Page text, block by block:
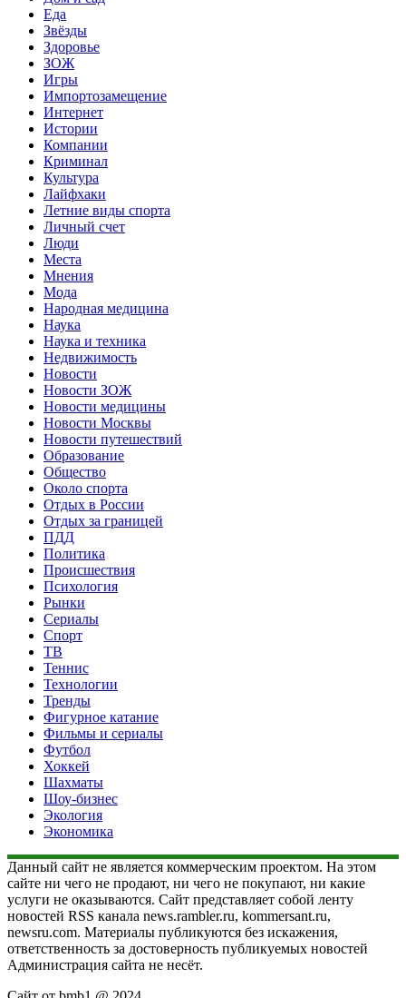
Еда
Звёзды
Здоровье
ЗОЖ
Игры
Импортозамещение
Интернет
Истории
Компании
Криминал
Культура
Лайфхаки
Летние виды спорта
Личный счет
Люди
Места
Мнения
Мода
Народная медицина
Наука
Наука и техника
Недвижимость
Новости
Новости ЗОЖ
Новости медицины
Новости Москвы
Новости путешествий
Образование
Общество
Около спорта
Отдых в России
Отдых за границей
ПДД
Политика
Происшествия
Психология
Рынки
Сериалы
Спорт
ТВ
Теннис
Технологии
Тренды
Фигурное катание
Фильмы и сериалы
Футбол
Хоккей
Шахматы
Шоу-бизнес
Экология
Экономика
Данный сайт не является коммерческим проектом. На этом
сайте ни чего не продают, ни чего не покупают, ни какие
услуги не оказываются. Сайт представляет собой ленту
новостей RSS канала news.rambler.ru, kommersant.ru,
newsru.com. Материалы публикуются без искажения,
ответственность за достоверность публикуемых новостей
Администрация сайта не несёт.